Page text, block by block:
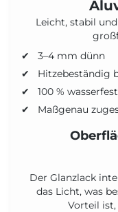
Leicht, stabil
3–4 mm dünn
Hitzebeständig
100 % wasserfest
Maßgenau
Der Glanzlack
das Licht, was
Vorteil ist,